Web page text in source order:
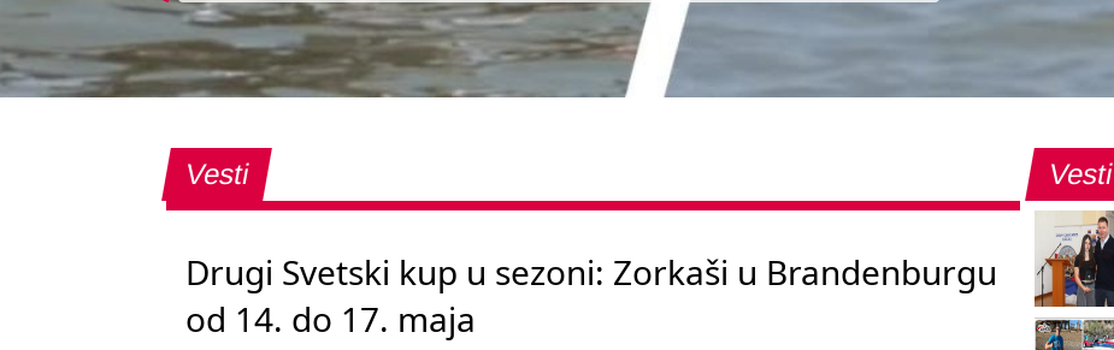
Vesti
Drugi Svetski kup u sezoni: Zorkaši u Brandenburgu
od 14. do 17. maja
Vesti